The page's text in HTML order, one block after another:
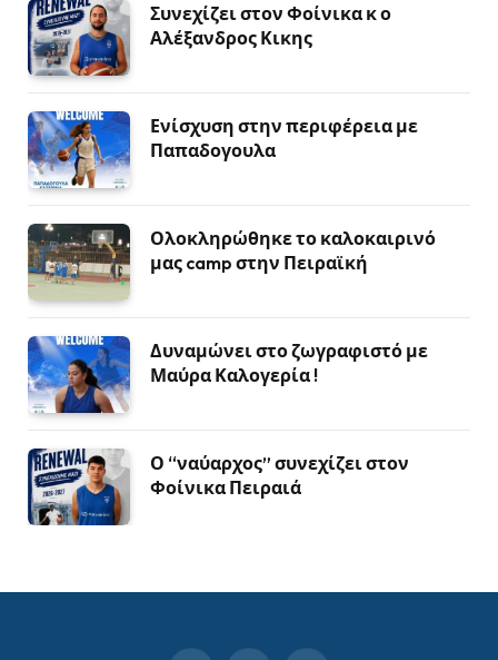
Συνεχίζει στον Φοίνικα κ ο
Αλέξανδρος Κικης
Ενίσχυση στην περιφέρεια με
Παπαδογουλα
Ολοκληρώθηκε το καλοκαιρινό
μας camp στην Πειραϊκή
Δυναμώνει στο ζωγραφιστό με
Μαύρα Καλογερία !
Ο “ναύαρχος” συνεχίζει στον
Φοίνικα Πειραιά